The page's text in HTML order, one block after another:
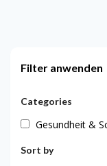
Filter anwenden
Categories
Gesundheit &
Sort by